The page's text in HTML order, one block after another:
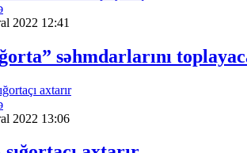
2022 12:41
səhmdarlarını
2022 13:06